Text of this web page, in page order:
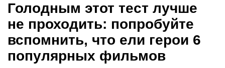
Голодным этот тест лучше
не проходить: попробуйте
вспомнить, что ели герои 6
популярных фильмов